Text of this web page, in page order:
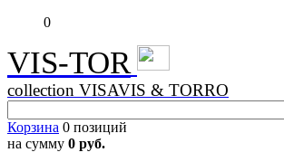
0
VIS-TOR
collection VISAVIS & TORRO
Корзина 0 позиций
на сумму 0 руб.